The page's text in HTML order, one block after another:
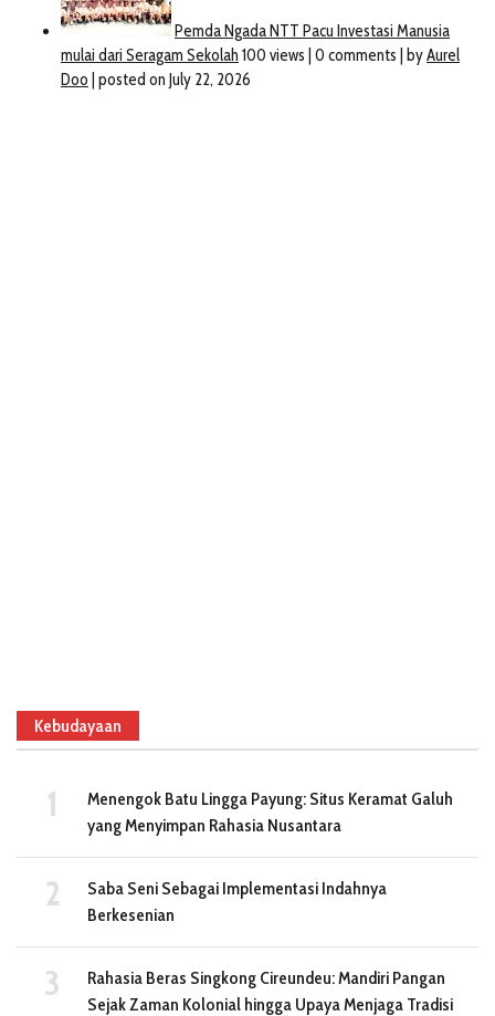
Kebudayaan
Menengok Batu Lingga Payung: Situs Keramat Galuh
yang Menyimpan Rahasia Nusantara
Saba Seni Sebagai Implementasi Indahnya
Berkesenian
Rahasia Beras Singkong Cireundeu: Mandiri Pangan
Sejak Zaman Kolonial hingga Upaya Menjaga Tradisi